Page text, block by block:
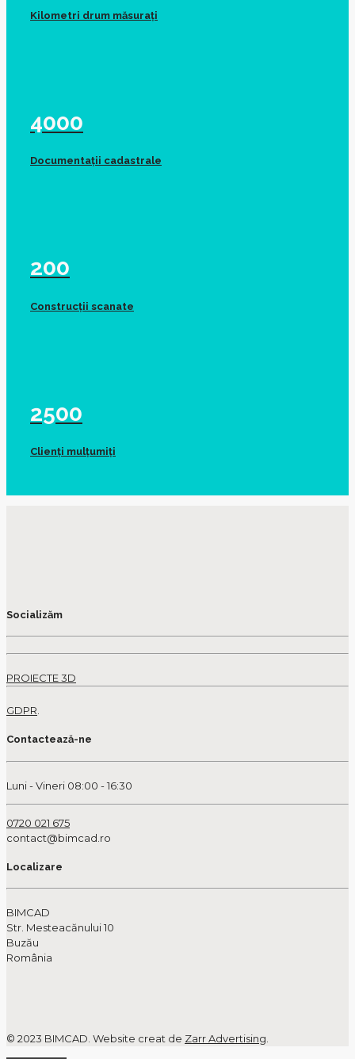
Kilometri drum măsurați
4000
Documentații cadastrale
200
Construcții scanate
2500
Clienți mulțumiți
Socializăm
PROIECTE 3D
GDPR
Contactează-ne
Luni - Vineri 08:00 - 16:30
0720 021 675
contact@bimcad.ro
Localizare
BIMCAD
Str. Mesteacănului 10
Buzău
România
© 2023 BIMCAD. Website creat de Zarr Advertising